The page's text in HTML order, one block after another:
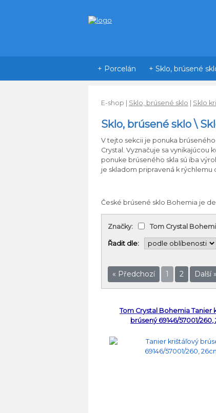
E-shop Sklo, brúsené sklo Sklo
Sklo, brúsené sklo \
V tejto sekcii je ponuka brúseného
Crystal. Vyznačuje sa vynikajúcou
ponuke brúseného skla sú iba
je skladom pripravená k rýchlemu
České brúsené sklo Bohemia je
Značky: Tom Crystal
Řadit dle:
« Předchozí 1 2 Další »
Tom Crystal Bohemia Tanier
brúsený 69146/57001/260,
+ Porcelán + Sklo, brúsené